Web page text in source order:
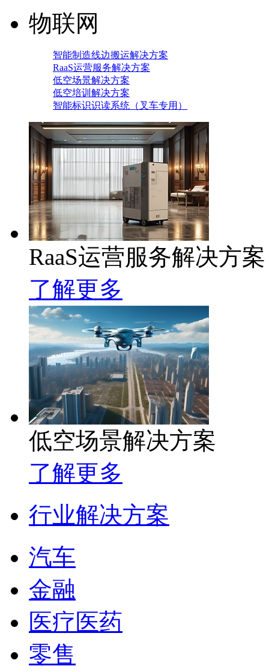
物联网
智能制造线边搬运解决方案
RaaS运营服务解决方案
低空场景解决方案
低空培训解决方案
智能标识识读系统（叉车专用）
RaaS运营服务解决方案
了解更多
低空场景解决方案
了解更多
行业解决方案
汽车
金融
医疗医药
零售